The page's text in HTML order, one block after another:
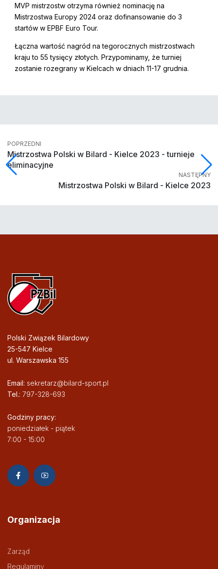
MVP mistrzostw otrzyma również nominację na
Mistrzostwa Europy 2024 oraz dofinansowanie do 3
startów w EPBF Euro Tour.
Łączna wartość nagród na tegorocznych mistrzostwach
kraju to 55 tysięcy złotych. Przypominamy, że turniej
zostanie rozegrany w Kielcach w dniach 11-17 grudnia.
POPRZEDNI
Mistrzostwa Polski w Bilard - Kielce 2023 - turnieje
eliminacyjne
NASTĘPNY
Mistrzostwa Polski w Bilard - Kielce 2023
Polski Związek Bilardowy
25-547 Kielce
ul. Warszawska 155
Email: sekretarz@bilard-sport.pl
Tel.: 797-328-693
Godziny pracy:
poniedziałek - piątek
7:00 - 15:00
Organizacja
Zarząd
Regulaminy